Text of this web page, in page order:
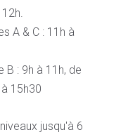
A & C : 11h à
B : 9h à 11h, de
15h30
jusqu'à 6